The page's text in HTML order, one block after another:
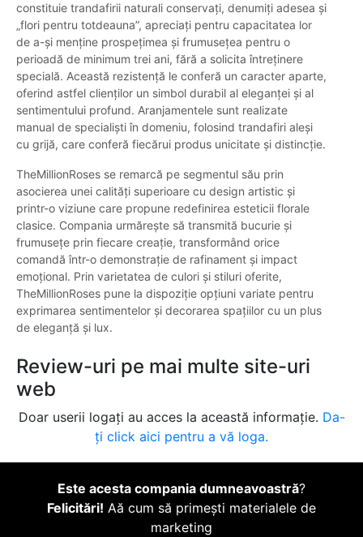
constituie trandafirii naturali conservați, denumiți adesea și
„flori pentru totdeauna”, apreciați pentru capacitatea lor
de a-și menține prospețimea și frumusețea pentru o
perioadă de minimum trei ani, fără a solicita întreținere
specială. Această rezistență le conferă un caracter aparte,
oferind astfel clienților un simbol durabil al eleganței și al
sentimentului profund. Aranjamentele sunt realizate
manual de specialiști în domeniu, folosind trandafiri aleși
cu grijă, care conferă fiecărui produs unicitate și distincție.
TheMillionRoses se remarcă pe segmentul său prin
asocierea unei calități superioare cu design artistic și
printr-o viziune care propune redefinirea esteticii florale
clasice. Compania urmărește să transmită bucurie și
frumusețe prin fiecare creație, transformând orice
comandă într-o demonstrație de rafinament și impact
emoțional. Prin varietatea de culori și stiluri oferite,
TheMillionRoses pune la dispoziție opțiuni variate pentru
exprimarea sentimentelor și decorarea spațiilor cu un plus
de eleganță și lux.
Review-uri pe mai multe site-uri
web
Doar userii logați au acces la această informație. Da-
ți click aici pentru a vă loga.
Este acesta compania dumneavoastră?
Felicitări! Aă cum să primești materialele de
marketing